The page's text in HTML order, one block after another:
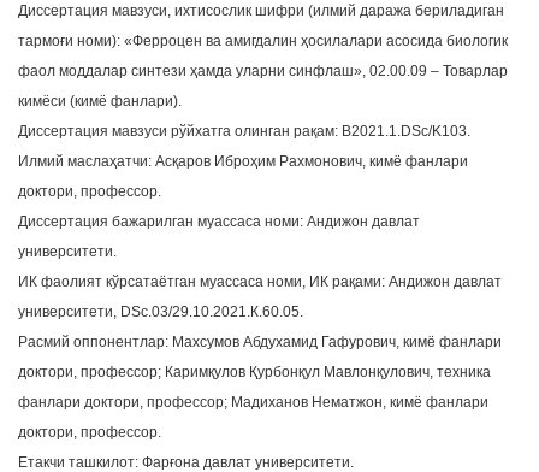
Диссертация мавзуси, ихтисослик шифри (илмий даража бериладиган
тармоғи номи): «Ферроцен ва амигдалин ҳосилалари асосида биологик
фаол моддалар синтези ҳамда уларни синфлаш», 02.00.09 – Товарлар
кимёси (кимё фанлари).
Диссертация мавзуси рўйхатга олинган рақам: B2021.1.DSc/K103.
Илмий маслаҳатчи: Асқаров Иброҳим Рахмонович, кимё фанлари
доктори, профессор.
Диссертация бажарилган муассаса номи: Андижон давлат
университети.
ИК фаолият кўрсатаётган муассаса номи, ИК рақами: Андижон давлат
университети, DSc.03/29.10.2021.К.60.05.
Расмий оппонентлар: Махсумов Абдухамид Гафурович, кимё фанлари
доктори, профессор; Каримқулов Қурбонқул Мавлонқулович, техника
фанлари доктори, профессор; Мадиханов Нематжон, кимё фанлари
доктори, профессор.
Етакчи ташкилот: Фарғона давлат университети.